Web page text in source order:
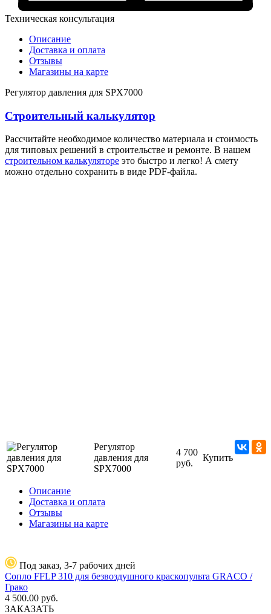
Техническая консультация
Описание
Доставка и оплата
Отзывы
Магазины на карте
Регулятор давления для SPX7000
Строительный калькулятор
Рассчитайте необходимое количество материала и стоимость
для типовых решений в строительстве и ремонте. В нашем
строительном калькуляторе это быстро и легко! А смету
можно отдельно сохранить в виде PDF-файла.
Регулятор
давления для
SPX7000
4 700
руб.
Купить
Описание
Доставка и оплата
Отзывы
Магазины на карте
Под заказ, 3-7 рабочих дней
Сопло FFLP 310 для безвоздушного краскопульта GRACO /
Грако
4 500.00 руб.
ЗАКАЗАТЬ